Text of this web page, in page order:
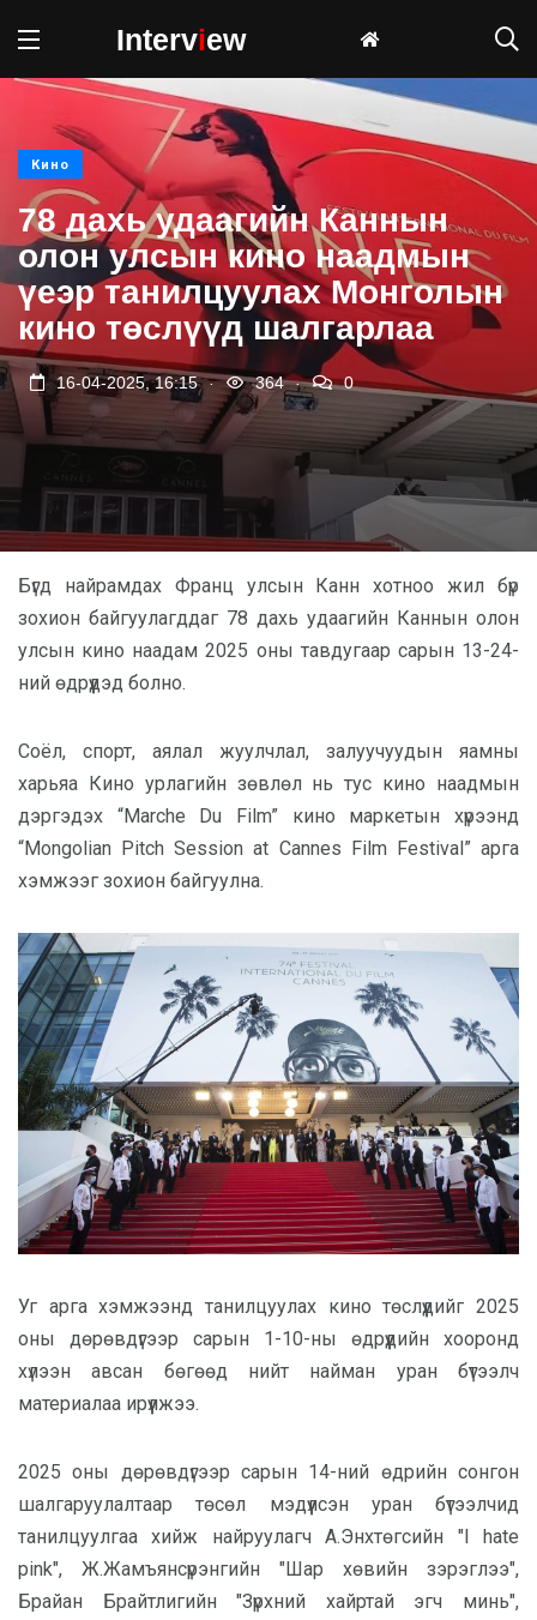
Interview
Кино
78 дахь удаагийн Каннын
олон улсын кино наадмын
үеэр танилцуулах Монголын
кино төслүүд шалгарлаа
16-04-2025, 16:15 . 364 . 0
Бүгд найрамдах Франц улсын Канн хотноо жил бүр
зохион байгуулагддаг 78 дахь удаагийн Каннын олон
улсын кино наадам 2025 оны тавдугаар сарын 13-24-
ний өдрүүдэд болно.
Соёл, спорт, аялал жуулчлал, залуучуудын яамны
харьяа Кино урлагийн зөвлөл нь тус кино наадмын
дэргэдэх “Marche Du Film” кино маркетын хүрээнд
“Mongolian Pitch Session at Cannes Film Festival” арга
хэмжээг зохион байгуулна.
Уг арга хэмжээнд танилцуулах кино төслүүдийг 2025
оны дөрөвдүгээр сарын 1-10-ны өдрүүдийн хооронд
хүлээн авсан бөгөөд нийт найман уран бүтээлч
материалаа ирүүлжээ.
2025 оны дөрөвдүгээр сарын 14-ний өдрийн сонгон
шалгаруулалтаар төсөл мэдүүлсэн уран бүтээлчид
танилцуулгаа хийж найруулагч А.Энхтөгсийн "I hate
pink", Ж.Жамъянсүрэнгийн "Шар хөвийн зэрэглээ",
Брайан Брайтлигийн "Зүрхний хайртай эгч минь",